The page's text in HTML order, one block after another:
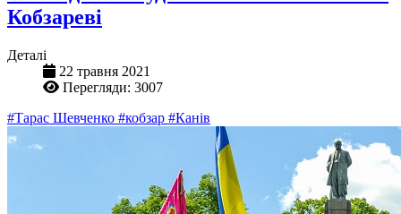
Кобзареві
Деталі
22 травня 2021
Перегляди: 3007
#Тарас Шевченко #кобзар #Канів